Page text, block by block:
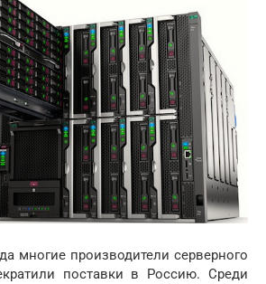
многие производители серверного
поставки в Россию. Среди